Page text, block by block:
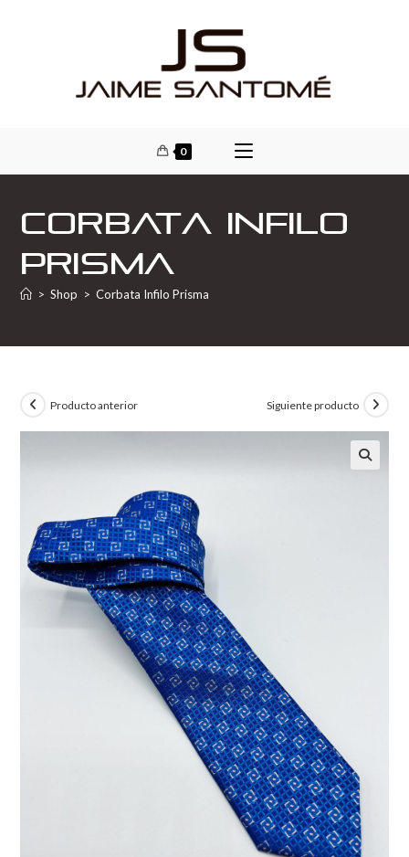
0
Corbata Infilo
Prisma
> Shop > Corbata Infilo Prisma
Producto anterior Siguiente producto